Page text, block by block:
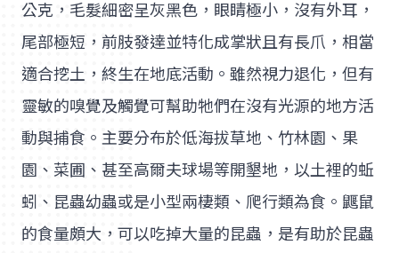
公克，毛髮細密呈灰黑色，眼睛極小，沒有外耳，
尾部極短，前肢發達並特化成掌狀且有長爪，相當
適合挖土，終生在地底活動。雖然視力退化，但有
靈敏的嗅覺及觸覺可幫助牠們在沒有光源的地方活
動與捕食。主要分布於低海拔草地、竹林園、果
園、菜圃、甚至高爾夫球場等開墾地，以土裡的蚯
蚓、昆蟲幼蟲或是小型兩棲類、爬行類為食。鼴鼠
的食量頗大，可以吃掉大量的昆蟲，是有助於昆蟲